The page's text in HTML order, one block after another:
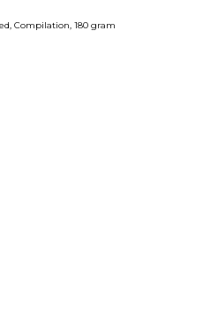
Compilation, 180 gram